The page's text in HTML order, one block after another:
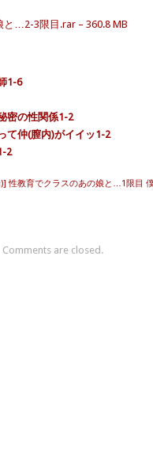
と…2-3限目.rar – 360.8 MB
1-6
密の性関係1-2
て仲(膣内)がイイッ1-2
2
性教育でクラスのあの娘と…1限目
Comments are closed.